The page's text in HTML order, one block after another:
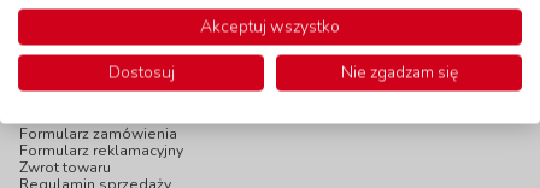
INFOPANEL
Katalogi online
Formularz zamówienia
Formularz reklamacyjny
Zwrot towaru
Akceptuj wszystko
Dostosuj
Nie zgadzam się